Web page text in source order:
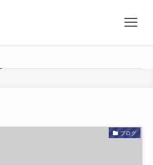
ブログ